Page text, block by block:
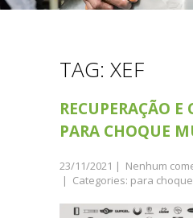
TAG: XEF
RECUPERAÇÃO E
PARA CHOQUE
23/11/2021 | Nenhum
| Categories: para choque